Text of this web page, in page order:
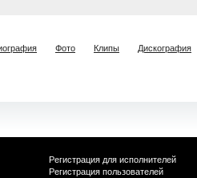
Фото Клипы Дискография
Регистрация для исполнителей
Регистрация пользователей